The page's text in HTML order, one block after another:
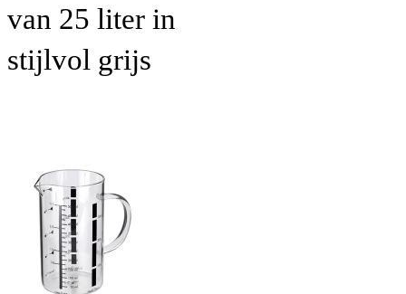
van 25 liter in
stijlvol grijs